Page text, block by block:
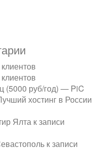
(5000 руб/год) — PiC
хостинг в России
Ялта к записи
к записи